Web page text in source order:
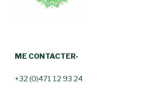
ME CONTACTER-
+32 (0)471 12 93 24